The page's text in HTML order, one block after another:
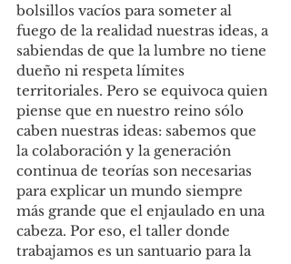
bolsillos vacíos para someter al
fuego de la realidad nuestras ideas, a
sabiendas de que la lumbre no tiene
dueño ni respeta límites
territoriales. Pero se equivoca quien
piense que en nuestro reino sólo
caben nuestras ideas: sabemos que
la colaboración y la generación
continua de teorías son necesarias
para explicar un mundo siempre
más grande que el enjaulado en una
cabeza. Por eso, el taller donde
trabajamos es un santuario para la